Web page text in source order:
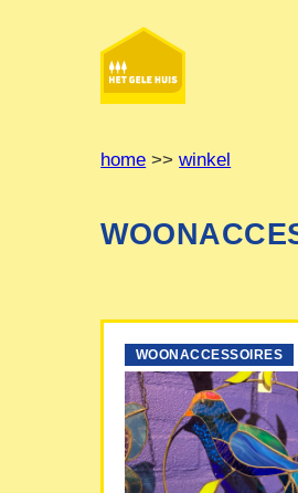
home >>winkel
WOONACCESSOIRES